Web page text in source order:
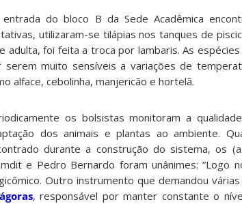
entrada do bloco B da Sede Acadêmica
utilizaram-se tilápias nos tanques de
adulta, foi feita a troca por lambaris. As
serem muito sensíveis a variações de
alface, cebolinha, manjericão e hortelã.
os bolsistas monitoram a
dos animais e plantas ao ambiente.
durante a construção do sistema, os
e Pedro Bernardo foram unânimes:
Outro instrumento que demandou
, responsável por manter constante o